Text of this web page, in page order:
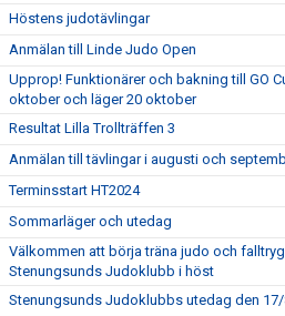
Höstens judotävlingar
Anmälan till Linde Judo Open
Upprop! Funktionärer och bakning till GO
oktober och läger 20 oktober
Resultat Lilla Trollträffen 3
Anmälan till tävlingar i augusti och
Terminsstart HT2024
Sommarläger och utedag
Välkommen att börja träna judo och
Stenungsunds Judoklubb i höst
Stenungsunds Judoklubbs utedag den